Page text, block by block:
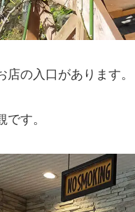
店の入口があります。
す。